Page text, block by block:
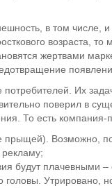
в том числе,
возраста,
жертвами
Их
поверил в
То есть компания-
прыщей). Возможно,
будут плачевными
головы. Утрировано,